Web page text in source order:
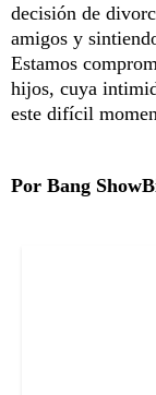
decisión de
amigos y
Estamos
hijos, cuya
este difícil
Por Bang